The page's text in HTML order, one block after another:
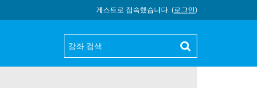
게스트로 접속했습니다. (로그인)